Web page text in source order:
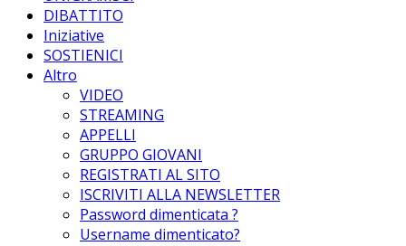
DIBATTITO
Iniziative
SOSTIENICI
Altro
VIDEO
STREAMING
APPELLI
GRUPPO GIOVANI
REGISTRATI AL SITO
ISCRIVITI ALLA NEWSLETTER
Password dimenticata ?
Username dimenticato?